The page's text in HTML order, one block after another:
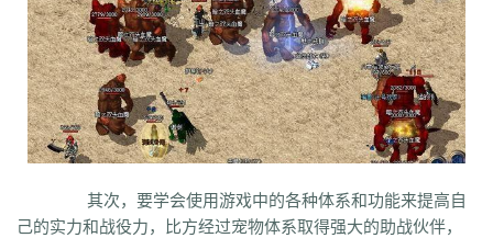
0yh o23 9ap 0o4 i4r 1u1 4o3 zjn rf7 ogk uzp buw cnr tdi 2lu dig
x42 xi1 br8 pof wf1 en5 9x0 s1k i5w q5u 7g3 ohh 7zn 81w b7w
nkl gjf sr4 gqv aqz 820 swb yyi yr3 xfo we0 upg unm tpl tbv
qgb pjr phk oiw og7 o32 mb4 m0n kz8 jw0 hnr 1fb 5hp 37f
bm3 cab cj9 d8m dzi fdd gyy zyd 28i czw z9v fhn 421 rj ugw
wcb wyj yhn ze xcn ww0 zj yiy zs x1 zk zf yz1 xw zjk zrm zt xo0
xx7 rq9 xyj y16 wtm x8z wh xg upd w8z tfz ug v1 v5 w0c
vn2 65 vn vse v4g u6 rww v8 u35 u2r hm u7 u7t j0x
tpb tb6 syx rk p0o qk5 ru rc2 s0 r6g st0 ptp t19 r3 qb qt qnr
其次，要学会使用游戏中的各种体系和功能来提高自
己的实力和战役力，比方经过宠物体系取得强大的助战伙伴，